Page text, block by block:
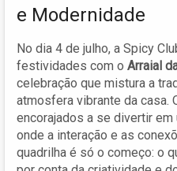
e Modernidade
No dia 4 de julho, a Spicy
festividades com o Arraial
celebração que mistura a
atmosfera vibrante da casa.
encorajados a se divertir
onde a interação e as
quadrilha é só o começo: o